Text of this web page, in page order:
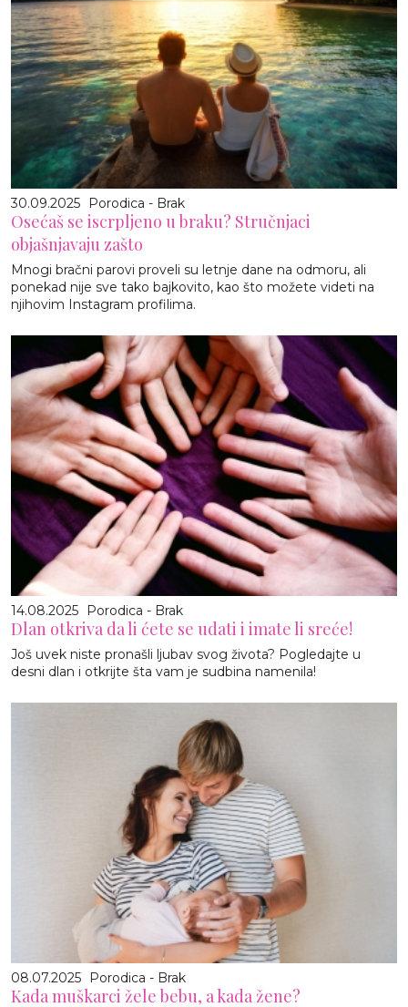
30.09.2025 Porodica - Brak
Osećaš se iscrpljeno u braku? Stručnjaci
objašnjavaju zašto
Mnogi bračni parovi proveli su letnje dane na odmoru, ali
ponekad nije sve tako bajkovito, kao što možete videti na
njihovim Instagram profilima.
14.08.2025 Porodica - Brak
Dlan otkriva da li ćete se udati i imate li sreće!
Još uvek niste pronašli ljubav svog života? Pogledajte u
desni dlan i otkrijte šta vam je sudbina namenila!
08.07.2025 Porodica - Brak
Kada muškarci žele bebu, a kada žene?